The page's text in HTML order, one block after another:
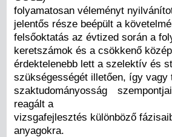
folyamatosan véleményt
jelentős része beépült a
felsőoktatás az évtized során a
keretszámok és a csökkenő
érdektelenebb lett a szelektív és
szükségességét illetően, így
szaktudományosság
reagált a
vizsgafejlesztés különböző
anyagokra.